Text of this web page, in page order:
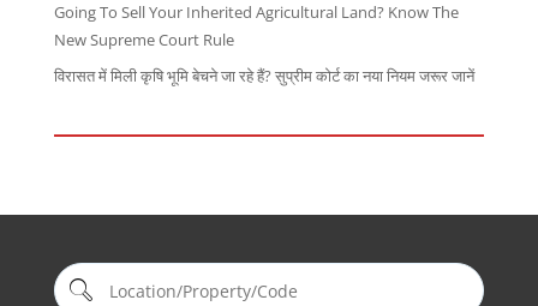
Going To Sell Your Inherited Agricultural Land? Know The
New Supreme Court Rule
विरासत में मिली कृषि भूमि बेचने जा रहे हैं? सुप्रीम कोर्ट का नया नियम जरूर जानें